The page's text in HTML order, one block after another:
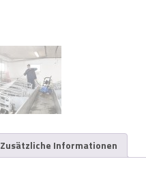
Zusätzliche Informationen